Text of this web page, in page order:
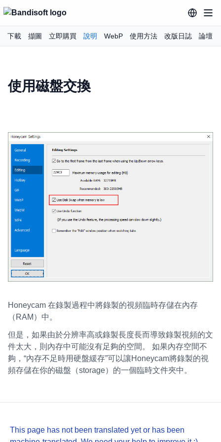
下載 擷圖 立即購買 說明 WebP 使用方法 改版日誌 論壇
使用磁盤交換
Honeycam 在錄製過程中將錄製的視頻臨時存儲在內存
（RAM）中。
但是，如果由於分辨率高或錄製長度長而導致錄製視頻的文
件太大，則內存中可能沒有足夠的空間。 如果內存空間不
夠，“內存不足時用硬盤緩存”可以讓Honeycam將錄製的視
頻存儲在你的磁盤（storage）的一個臨時文件夾中。
This page has not been translated yet or has been